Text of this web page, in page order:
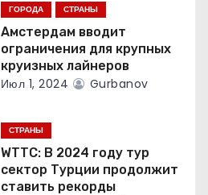
ГОРОДА СТРАНЫ
Амстердам вводит
ограничения для крупных
круизных лайнеров
Июл 1, 2024 Gurbanov
СТРАНЫ
WTTC: В 2024 году тур
сектор Турции продолжит
ставить рекорды